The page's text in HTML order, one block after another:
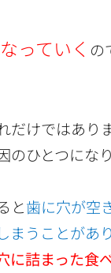
っていく の
だけではあり
のひとつにな
と歯に穴が空き
うことがあり
に詰まった食